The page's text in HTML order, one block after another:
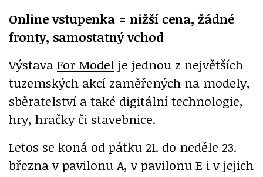
Online vstupenka = nižší cena, žádné
fronty, samostatný vchod
Výstava For Model je jednou z největších
tuzemských akcí zaměřených na modely,
sběratelství a také digitální technologie,
hry, hračky či stavebnice.
Letos se koná od pátku 21. do neděle 23.
března v pavilonu A, v pavilonu E i v jejich